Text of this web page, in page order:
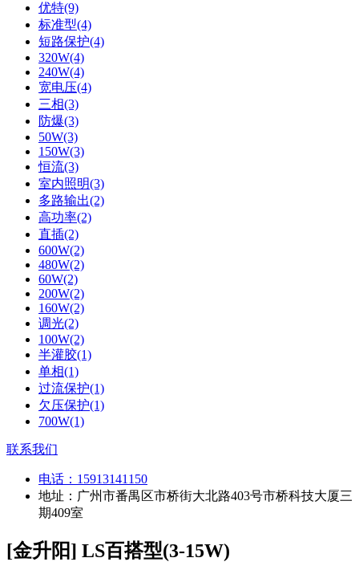
优特(9)
标准型(4)
短路保护(4)
320W(4)
240W(4)
宽电压(4)
三相(3)
防爆(3)
50W(3)
150W(3)
恒流(3)
室内照明(3)
多路输出(2)
高功率(2)
直插(2)
600W(2)
480W(2)
60W(2)
200W(2)
160W(2)
调光(2)
100W(2)
半灌胶(1)
单相(1)
过流保护(1)
欠压保护(1)
700W(1)
联系我们
电话： 15913141150
地址：广州市番禺区市桥街大北路403号市桥科技大厦三
期409室
[金升阳] LS百搭型(3-15W)